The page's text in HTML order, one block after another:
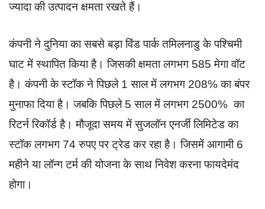
ज्यादा की उत्पादन क्षमता रखते हैं।
कंपनी ने दुनिया का सबसे बड़ा विंड पार्क तमिलनाडु के पश्चिमी
घाट में स्थापित किया है। जिसकी क्षमता लगभग 585 मेगा वॉट
है। कंपनी के स्टॉक ने पिछले 1 साल में लगभग 208% का बंपर
मुनाफा दिया है। जबकि पिछले 5 साल में लगभग 2500% का
रिटर्न रिकॉर्ड है। मौजूदा समय में सुजलॉन एनर्जी लिमिटेड का
स्टॉक लगभग 74 रुपए पर ट्रेड कर रहा है। जिसमें आगामी 6
महीने या लॉन्ग टर्म की योजना के साथ निवेश करना फायदेमंद
होगा।